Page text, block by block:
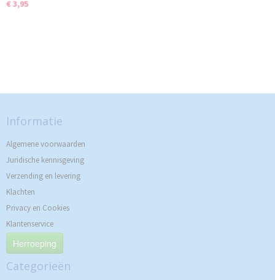
€ 3,95
Informatie
Algemene voorwaarden
Juridische kennisgeving
Verzending en levering
Klachten
Privacy en Cookies
Klantenservice
Herroeping
Categorieën